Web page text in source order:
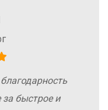
быстрое и